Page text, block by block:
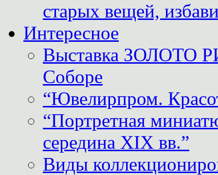
старых вещей,
Интересное
Выставка ЗОЛОТО
Соборе
“Ювелирпром.
“Портретная
середина XIX вв.”
Виды